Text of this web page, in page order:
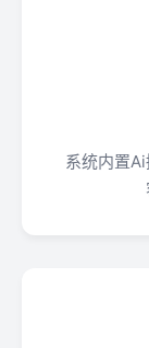
系统内置